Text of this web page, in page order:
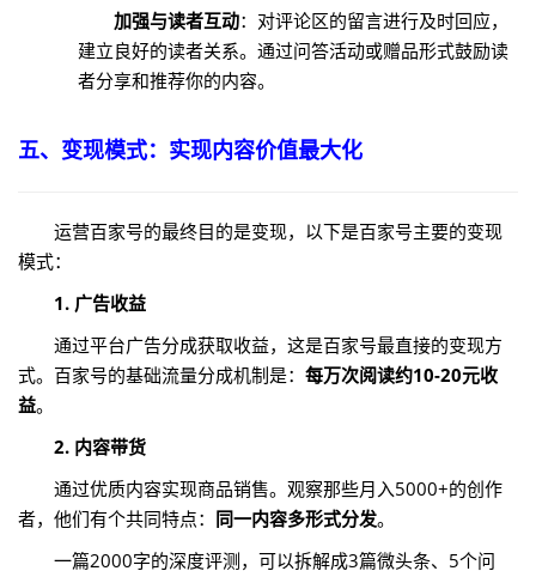
加强与读者互动：对评论区的留言进行及时回应，
建立良好的读者关系。通过问答活动或赠品形式鼓励读
者分享和推荐你的内容。
五、变现模式：实现内容价值最大化
运营百家号的最终目的是变现，以下是百家号主要的变现
模式：
1. 广告收益
通过平台广告分成获取收益，这是百家号最直接的变现方
式。百家号的基础流量分成机制是： 每万次阅读约10-20元收
益。
2. 内容带货
通过优质内容实现商品销售。观察那些月入5000+的创作
者，他们有个共同特点： 同一内容多形式分发。
一篇2000字的深度评测，可以拆解成3篇微头条、5个问